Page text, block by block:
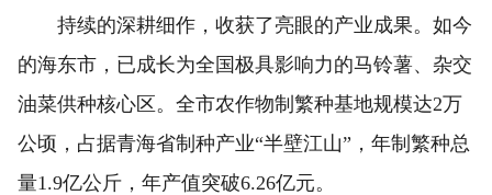
持续的深耕细作，收获了亮眼的产业成果。如今
的海东市，已成长为全国极具影响力的马铃薯、杂交
油菜供种核心区。全市农作物制繁种基地规模达2万
公顷，占据青海省制种产业“半壁江山”，年制繁种总
量1.9亿公斤，年产值突破6.26亿元。